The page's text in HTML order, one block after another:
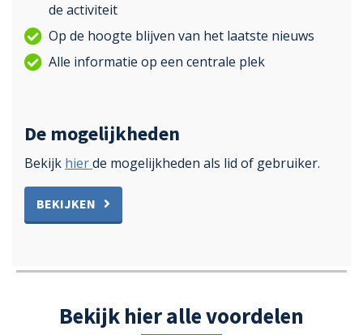
de activiteit
Op de hoogte blijven van het laatste nieuws
Alle informatie op een centrale plek
De mogelijkheden
Bekijk hierde mogelijkheden als lid of gebruiker.
BEKIJKEN
Bekijk hier alle voordelen